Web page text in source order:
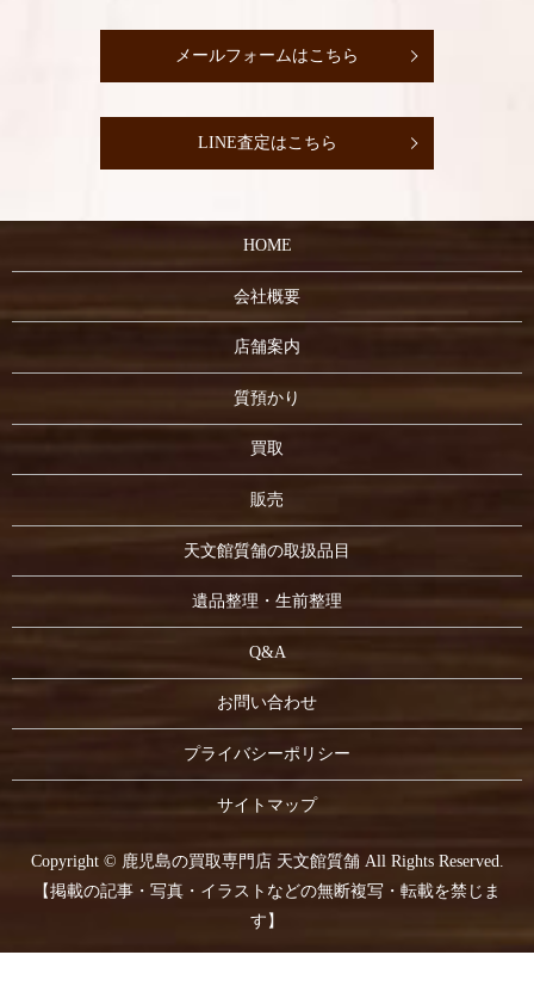
メールフォームはこちら
LINE査定はこちら
HOME
会社概要
店舗案内
質預かり
買取
販売
天文館質舗の取扱品目
遺品整理・生前整理
Q&A
お問い合わせ
プライバシーポリシー
サイトマップ
Copyright © 鹿児島の買取専門店 天文館質舗 All Rights Reserved.
【掲載の記事・写真・イラストなどの無断複写・転載を禁じま
す】